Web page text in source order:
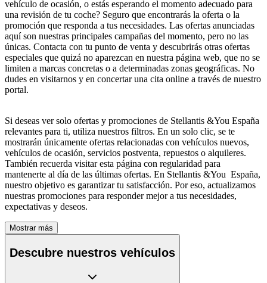
vehículo de ocasión, o estás esperando el momento adecuado para
una revisión de tu coche? Seguro que encontrarás la oferta o la
promoción que responda a tus necesidades. Las ofertas anunciadas
aquí son nuestras principales campañas del momento, pero no las
únicas. Contacta con tu punto de venta y descubrirás otras ofertas
especiales que quizá no aparezcan en nuestra página web, que no se
limiten a marcas concretas o a determinadas zonas geográficas. No
dudes en visitarnos y en concertar una cita online a través de nuestro
portal.
Si deseas ver solo ofertas y promociones de Stellantis &You España
relevantes para ti, utiliza nuestros filtros. En un solo clic, se te
mostrarán únicamente ofertas relacionadas con vehículos nuevos,
vehículos de ocasión, servicios postventa, repuestos o alquileres.
También recuerda visitar esta página con regularidad para
mantenerte al día de las últimas ofertas. En Stellantis &You España,
nuestro objetivo es garantizar tu satisfacción. Por eso, actualizamos
nuestras promociones para responder mejor a tus necesidades,
expectativas y deseos.
Mostrar más
Descubre nuestros vehículos